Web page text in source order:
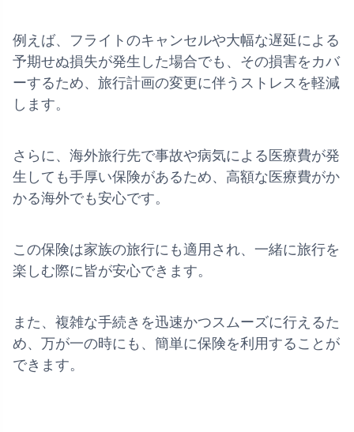
例えば、フライトのキャンセルや大幅な遅延による
予期せぬ損失が発生した場合でも、その損害をカバ
ーするため、旅行計画の変更に伴うストレスを軽減
します。
さらに、海外旅行先で事故や病気による医療費が発
生しても手厚い保険があるため、高額な医療費がか
かる海外でも安心です。
この保険は家族の旅行にも適用され、一緒に旅行を
楽しむ際に皆が安心できます。
また、複雑な手続きを迅速かつスムーズに行えるた
め、万が一の時にも、簡単に保険を利用することが
できます。